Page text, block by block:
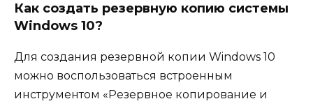
Как создать резервную копию системы
Windows 10?
Для создания резервной копии Windows 10
можно воспользоваться встроенным
инструментом «Резервное копирование и